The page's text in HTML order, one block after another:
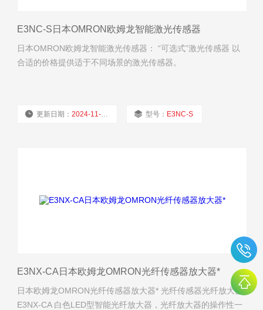
E3NC-S日本OMRON欧姆龙智能激光传感器
日本OMRON欧姆龙智能激光传感器： “可选式”激光传感器 以
合适的价格提供适于不同场景的激光传感器。
更新日期：2024-11-23 型号： E3NC-S
E3NX-CA日本欧姆龙OMRON光纤传感器放大器*
日本欧姆龙OMRON光纤传感器放大器* 光纤传感器光纤放大器
E3NX-CA 白色LED型智能光纤放大器，光纤放大器的操作性一